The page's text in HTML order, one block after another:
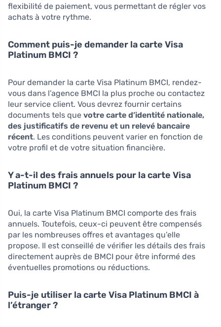
flexibilité de paiement, vous permettant de régler vos
achats à votre rythme.
Comment puis-je demander la carte Visa
Platinum BMCI ?
Pour demander la carte Visa Platinum BMCI, rendez-
vous dans l’agence BMCI la plus proche ou contactez
leur service client. Vous devrez fournir certains
documents tels que votre carte d’identité nationale,
des justificatifs de revenu et un relevé bancaire
récent. Les conditions peuvent varier en fonction de
votre profil et de votre situation financière.
Y a-t-il des frais annuels pour la carte Visa
Platinum BMCI ?
Oui, la carte Visa Platinum BMCI comporte des frais
annuels. Toutefois, ceux-ci peuvent être compensés
par les nombreuses offres et avantages qu’elle
propose. Il est conseillé de vérifier les détails des frais
directement auprès de BMCI pour être informé des
éventuelles promotions ou réductions.
Puis-je utiliser la carte Visa Platinum BMCI à
l’étranger ?